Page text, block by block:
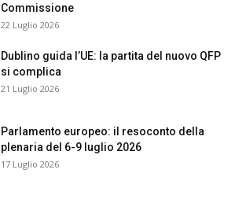
Commissione
22 Luglio 2026
Dublino guida l’UE: la partita del nuovo QFP
si complica
21 Luglio 2026
Parlamento europeo: il resoconto della
plenaria del 6-9 luglio 2026
17 Luglio 2026